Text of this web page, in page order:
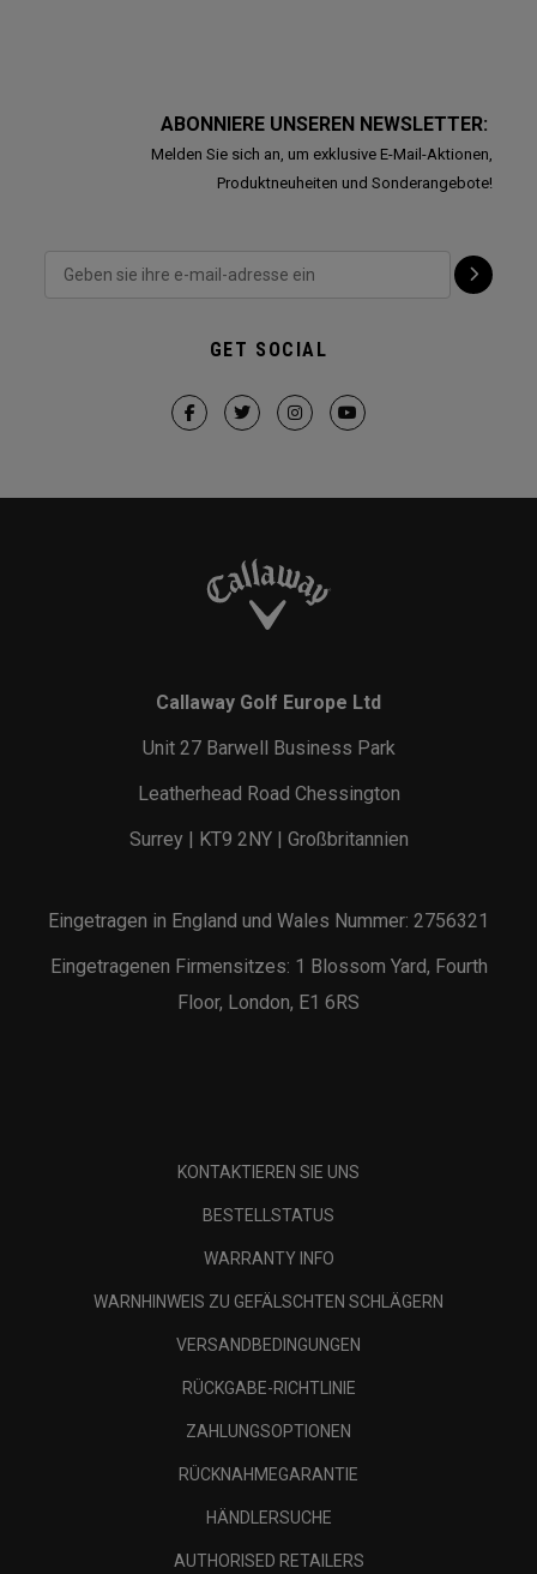
ABONNIERE UNSEREN NEWSLETTER:
Melden Sie sich an, um exklusive E-Mail-Aktionen,
Produktneuheiten und Sonderangebote!
GET SOCIAL
Callaway Golf Europe Ltd
Unit 27 Barwell Business Park
Leatherhead Road Chessington
Surrey | KT9 2NY | Großbritannien
Eingetragen in England und Wales Nummer: 2756321
Eingetragenen Firmensitzes: 1 Blossom Yard, Fourth
Floor, London, E1 6RS
KONTAKTIEREN SIE UNS
BESTELLSTATUS
WARRANTY INFO
WARNHINWEIS ZU GEFÄLSCHTEN SCHLÄGERN
VERSANDBEDINGUNGEN
RÜCKGABE-RICHTLINIE
ZAHLUNGSOPTIONEN
RÜCKNAHMEGARANTIE
HÄNDLERSUCHE
AUTHORISED RETAILERS